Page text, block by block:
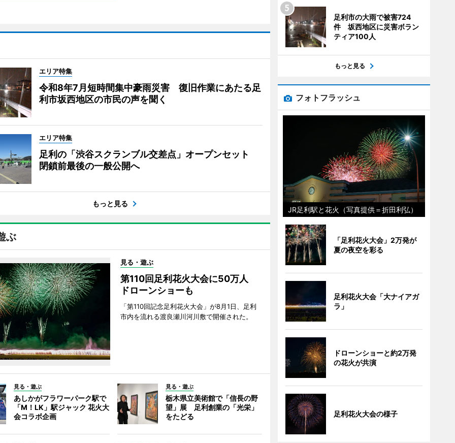
エリア特集
令和8年7月短時間集中豪雨災害 復旧作業にあたる足
利市坂西地区の市民の声を聞く
エリア特集
足利の「渋谷スクランブル交差点」オープンセット
閉鎖前最後の一般公開へ
もっと見る
ぶ
見る・遊ぶ
第110回足利花火大会に50万人
ドローンショーも
「第110回記念足利花火大会」が8月1日、足利
市内を流れる渡良瀬川河川敷で開催された。
見る・遊ぶ
あしかがフラワーパーク駅で
「M！LK」駅ジャック 花火大
会コラボ企画
見る・遊ぶ
栃木県立美術館で「信長の野
望」展 足利創業の「光栄」
をたどる
足利市の大雨で被害724
件 坂西地区に災害ボラン
ティア100人
もっと見る
フォトフラッシュ
JR足利駅と花火（写真提供＝折田利弘）
「足利花火大会」2万発が
夏の夜空を彩る
足利花火大会「大ナイアガ
ラ」
ドローンショーと約2万発
の花火が共演
足利花火大会の様子